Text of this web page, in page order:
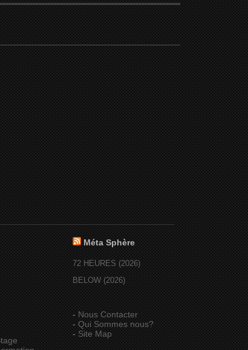
Méta Sphère
72 HEURES (2026)
BELOW (2026)
-Nous Contacter
-Qui Sommes nous?
-Site Map